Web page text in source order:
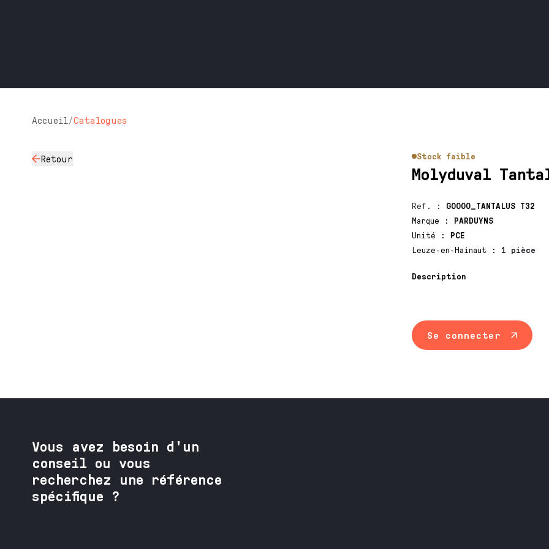
Accueil/Catalogues
Retour Stock faible
Molyduval
Ref. : G0000_TANTALUS T32
Marque
:
PARDUYNS
Unité
:
PCE
Leuze-en-Hainaut
: 1 pièce
Description
Se connecter
Vous avez besoin d'un
conseil ou vous
recherchez une référence
spécifique ?